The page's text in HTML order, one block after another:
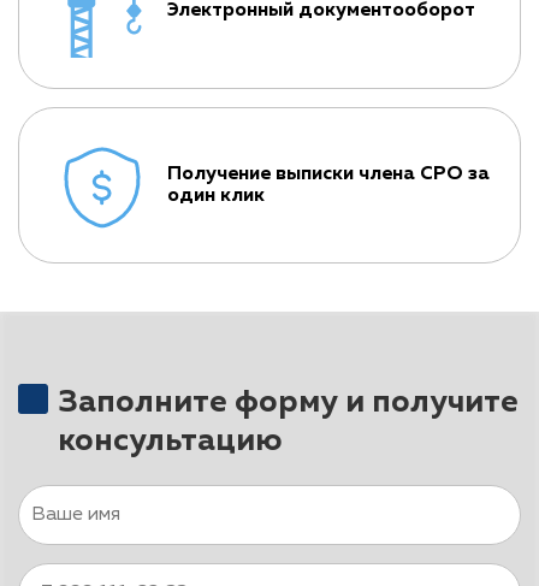
Электронный документооборот
Получение выписки члена СРО за
один клик
Заполните форму и получите
консультацию